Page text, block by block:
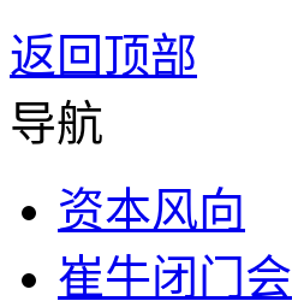
返回顶部
导航
资本风向
崔牛闭门会